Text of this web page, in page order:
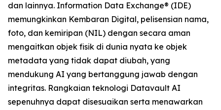
dan lainnya. Information Data Exchange® (IDE)
memungkinkan Kembaran Digital, pelisensian nama,
foto, dan kemiripan (NIL) dengan secara aman
mengaitkan objek fisik di dunia nyata ke objek
metadata yang tidak dapat diubah, yang
mendukung AI yang bertanggung jawab dengan
integritas. Rangkaian teknologi Datavault AI
sepenuhnya dapat disesuaikan serta menawarkan